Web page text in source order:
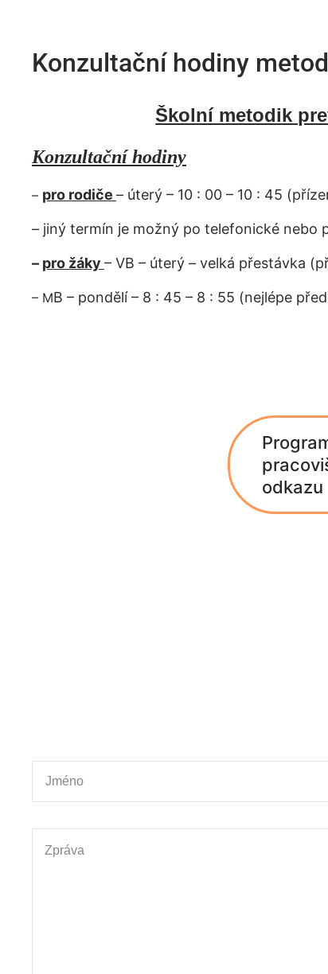
Konzultační hodiny
Školní metodik
Konzultační hodiny
– pro rodiče – úterý – 10 : 00 – 10 : 45
– jiný termín je možný po telefonické nebo
– pro žáky – VB – úterý – velká přestávka
– MB – pondělí– 8 : 45 – 8 : 55 (nejlépe
odkazu